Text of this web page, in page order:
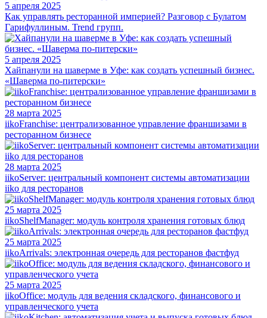
5 апреля 2025
Как управлять ресторанной империей? Разговор с Булатом
Гарифуллиным. Trend групп.
5 апреля 2025
Хайпанули на шаверме в Уфе: как создать успешный бизнес.
«Шаверма по-питерски»
28 марта 2025
iikoFranchise: централизованное управление франшизами в
ресторанном бизнесе
28 марта 2025
iikoServer: центральный компонент системы автоматизации
iiko для ресторанов
25 марта 2025
iikoShelfManager: модуль контроля хранения готовых блюд
25 марта 2025
iikoArrivals: электронная очередь для ресторанов фастфуд
25 марта 2025
iikoOffice: модуль для ведения складского, финансового и
управленческого учета